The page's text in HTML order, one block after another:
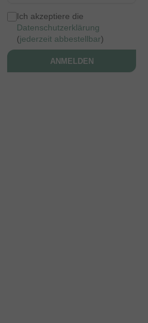
Ich akzeptiere die
Datenschutzerklärung
(jederzeit abbestellbar)
ANMELDEN